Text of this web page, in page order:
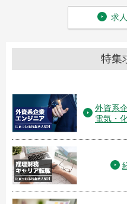
求
特集
外資系
電気・